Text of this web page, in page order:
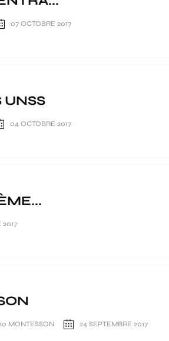
07 OCTOBRE 2017
UNSS
04 OCTOBRE 2017
2017
MONTESSON 24 SEPTEMBRE 2017